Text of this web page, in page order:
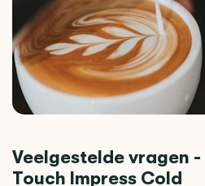
Veelgestelde vragen -
Touch Impress Cold